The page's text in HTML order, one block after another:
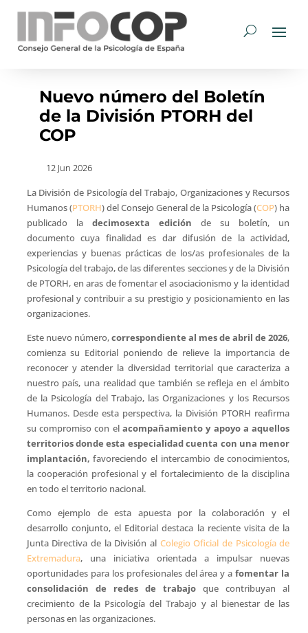
Nuevo número del Boletín
de la División PTORH del
COP
12 Jun 2026
La División de Psicología del Trabajo, Organizaciones y Recursos
Humanos (PTORH) del Consejo General de la Psicología (COP) ha
publicado la decimosexta edición de su boletín, un
documento cuya finalidad es dar difusión de la actividad,
experiencias y buenas prácticas de los/as profesionales de la
Psicología del trabajo, de las diferentes secciones y de la División
de PTORH, en aras de fomentar el asociacionismo y la identidad
profesional y contribuir a su prestigio y posicionamiento en las
organizaciones.
Este nuevo número,correspondiente al mes de abril de 2026,
comienza su Editorial poniendo de relieve la importancia de
reconocer y atender la diversidad territorial que caracteriza a
nuestro país, una realidad que también se refleja en el ámbito
de la Psicología del Trabajo, las Organizaciones y los Recursos
Humanos. Desde esta perspectiva, la División PTORH reafirma
su compromiso con el acompañamiento y apoyo a aquellos
territorios donde esta especialidad cuenta con una menor
implantación, favoreciendo el intercambio de conocimientos,
la cooperación profesional y el fortalecimiento de la disciplina
en todo el territorio nacional.
Como ejemplo de esta apuesta por la colaboración y el
desarrollo conjunto, el Editorial destaca la reciente visita de la
Junta Directiva de la División al Colegio Oficial de Psicología de
Extremadura, una iniciativa orientada a impulsar nuevas
oportunidades para los profesionales del área y afomentar la
consolidación de redes de trabajo que contribuyan al
crecimiento de la Psicología del Trabajo y al bienestar de las
personas en las organizaciones.